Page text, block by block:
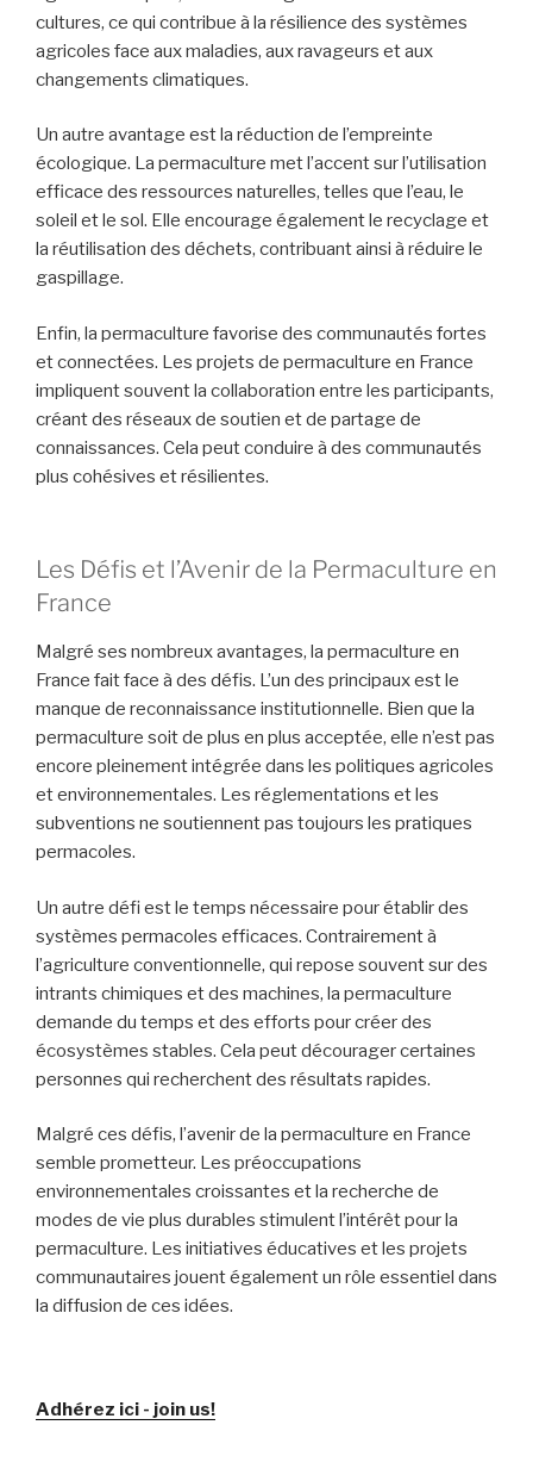
cultures, ce qui contribue à la résilience des systèmes
agricoles face aux maladies, aux ravageurs et aux
changements climatiques.
Un autre avantage est la réduction de l’empreinte
écologique. La permaculture met l’accent sur l’utilisation
efficace des ressources naturelles, telles que l’eau, le
soleil et le sol. Elle encourage également le recyclage et
la réutilisation des déchets, contribuant ainsi à réduire le
gaspillage.
Enfin, la permaculture favorise des communautés fortes
et connectées. Les projets de permaculture en France
impliquent souvent la collaboration entre les participants,
créant des réseaux de soutien et de partage de
connaissances. Cela peut conduire à des communautés
plus cohésives et résilientes.
Les Défis et l’Avenir de la Permaculture en
France
Malgré ses nombreux avantages, la permaculture en
France fait face à des défis. L’un des principaux est le
manque de reconnaissance institutionnelle. Bien que la
permaculture soit de plus en plus acceptée, elle n’est pas
encore pleinement intégrée dans les politiques agricoles
et environnementales. Les réglementations et les
subventions ne soutiennent pas toujours les pratiques
permacoles.
Un autre défi est le temps nécessaire pour établir des
systèmes permacoles efficaces. Contrairement à
l’agriculture conventionnelle, qui repose souvent sur des
intrants chimiques et des machines, la permaculture
demande du temps et des efforts pour créer des
écosystèmes stables. Cela peut décourager certaines
personnes qui recherchent des résultats rapides.
Malgré ces défis, l’avenir de la permaculture en France
semble prometteur. Les préoccupations
environnementales croissantes et la recherche de
modes de vie plus durables stimulent l’intérêt pour la
permaculture. Les initiatives éducatives et les projets
communautaires jouent également un rôle essentiel dans
la diffusion de ces idées.
Adhérez ici - join us!